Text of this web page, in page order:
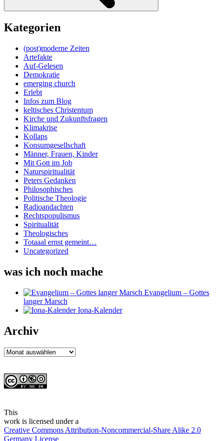
Kategorien
(post)moderne Zeiten
Artefakte
Auf-Gelesen
Demokratie
emerging church
Erlebt
Infos zum Blog
keltisches Christentum
Kirche und Zukunftsfragen
Klimakrise
Kollaps
Konsumgesellschaft
Männer, Frauen, Kinder
Mit Gott im Job
Naturspiritualität
Peters Gedanken
Philosophisches
Politische Theologie
Radioandachten
Rechtspopulismus
Spiritualität
Theologisches
Totaaal ernst gemeint…
Uncategorized
was ich noch mache
Evangelium – Gottes
langer Marsch
Iona-Kalender
Archiv
Archiv
This
work is licensed under a
Creative Commons Attribution-Noncommercial-Share Alike 2.0
Germany License